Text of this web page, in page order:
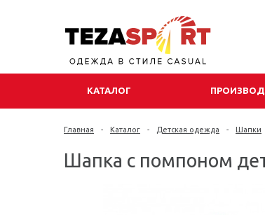
КАТАЛОГ
Главная - Каталог - Детская одежда - Шапки
Шапка с помпоном